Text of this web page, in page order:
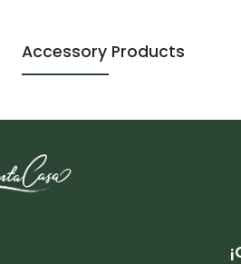
Accessory Products